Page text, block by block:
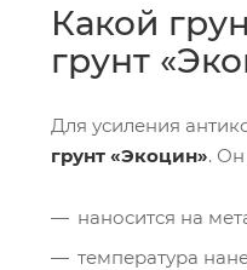
Какой
грунт
Для усиления
грунт «Экоцин». Он
наносится на
температура